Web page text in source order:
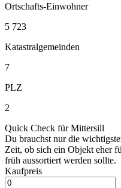
Ortschafts-Einwohner
5 723
Katastralgemeinden
7
PLZ
2
Quick Check für Mittersill
Du brauchst nur die
Zeit, ob sich ein Objekt eher
früh aussortiert werden sollte.
Kaufpreis